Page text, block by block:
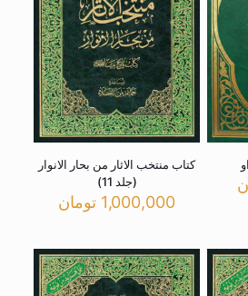
کتاب منتخب الاثار من بحار الانوار
(جلد 11)
1,000,000 تومان